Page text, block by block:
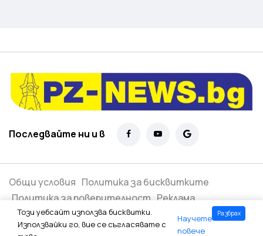
Последвайте ни и в
Общи условия Политика за бисквитките
Политика за поверителност Реклама
Всички права запазени ©
Този уебсайт използва бисквитки.
Използвайки го, вие се съгласявате с
Научете
повече
Разбрах